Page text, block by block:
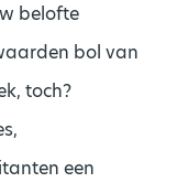
belofte
bol van
toch?
een